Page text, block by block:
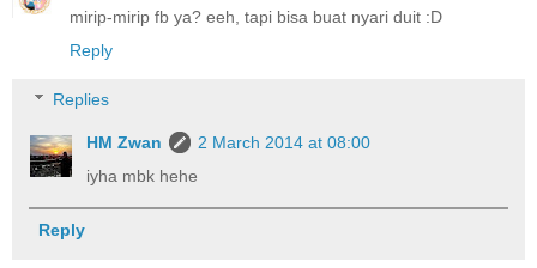
mirip-mirip fb ya? eeh, tapi bisa buat nyari duit :D
Reply
Replies
HM Zwan
2 March 2014 at 08:00
iyha mbk hehe
Reply